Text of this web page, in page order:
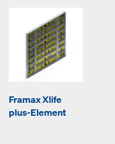
Framax Xlife
plus-Element